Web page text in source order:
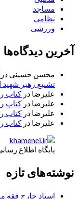
مساجد
نظامی
ورزشی
آخرین دیدگاه‌ها
محسن حسینی در
تشییع رهبر شهید
علیرضا در کتاب
علیرضا در کتاب
علیرضا در کتاب
علیرضا در کتاب
پایگاه اطلاع
نوشته‌های تازه
استاد خارج